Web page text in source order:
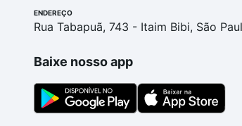
ENDEREÇO
Rua Tabapuã, 743 - Itaim Bibi, São
Baixe nosso app